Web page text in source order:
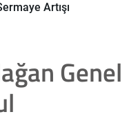
Artışı
Genel